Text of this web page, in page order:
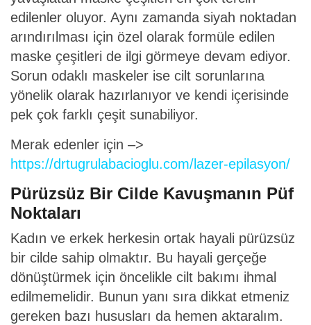
edilenler oluyor. Aynı zamanda siyah noktadan
arındırılması için özel olarak formüle edilen
maske çeşitleri de ilgi görmeye devam ediyor.
Sorun odaklı maskeler ise cilt sorunlarına
yönelik olarak hazırlanıyor ve kendi içerisinde
pek çok farklı çeşit sunabiliyor.
Merak edenler için –>
https://drtugrulabacioglu.com/lazer-epilasyon/
Pürüzsüz Bir Cilde Kavuşmanın Püf
Noktaları
Kadın ve erkek herkesin ortak hayali pürüzsüz
bir cilde sahip olmaktır. Bu hayali gerçeğe
dönüştürmek için öncelikle cilt bakımı ihmal
edilmemelidir. Bunun yanı sıra dikkat etmeniz
gereken bazı hususları da hemen aktaralım.